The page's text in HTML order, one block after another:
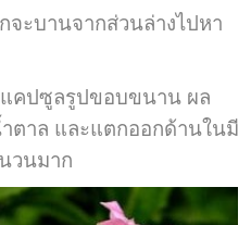
ะบานจากส่วนล่างไปหา
ปซูลรูปขอบขนาน ผล
ตาล และแตกออกด้านในมี
วนมาก